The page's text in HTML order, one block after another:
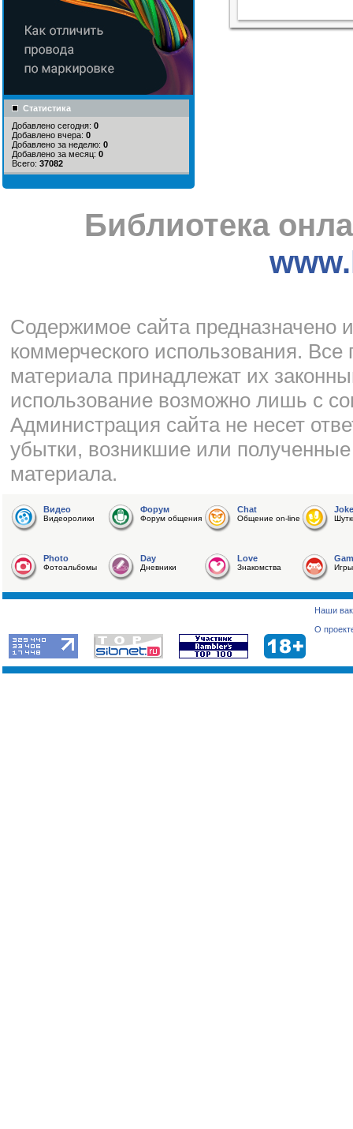
Статистика
Добавлено сегодня: 0
Добавлено вчера: 0
Добавлено за неделю: 0
Добавлено за месяц: 0
Всего: 37082
Библиотека
Cодержимое сайта предназначено
коммерческого использования.
материала принадлежат их
использование возможно лишь с
Администрация сайта не несет
убытки, возникшие или
материала.
Видео
Видеоролики
Форум
Форум общения
Chat
Общение on-line
Joke
Photo
Фотоальбомы
Day
Дневники
Love
Знакомства Игры
Наши
О